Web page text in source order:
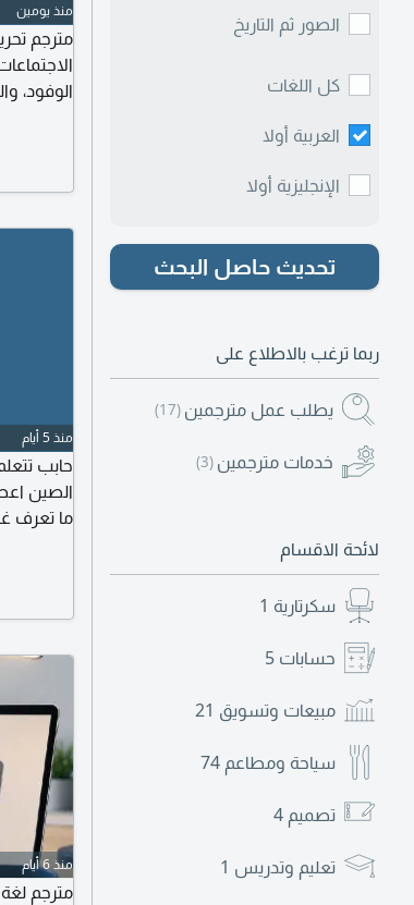
الصور ثم التاريخ
كل اللغات
العربية أولا
الإنجليزية أولا
تحديث حاصل البحث
ربما ترغب بالاطلاع على
يطلب عمل مترجمين (17)
خدمات مترجمين (3)
لائحة الاقسام
سكرتارية 1
حسابات 5
مبيعات وتسويق 21
سياحة ومطاعم 74
تصميم 4
تعليم وتدريس 1
منذ يومين
مترجم
الوفود،
منذ 5 أيام
حابب
الصين
ما تعرف
منذ 6 أيام
مترجم